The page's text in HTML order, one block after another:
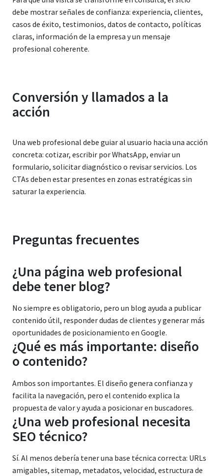
debe mostrar señales de confianza: experiencia, clientes,
casos de éxito, testimonios, datos de contacto, políticas
claras, información de la empresa y un mensaje
profesional coherente.
Conversión y llamados a la
acción
Una web profesional debe guiar al usuario hacia una acción
concreta: cotizar, escribir por WhatsApp, enviar un
formulario, solicitar diagnóstico o revisar servicios. Los
CTAs deben estar presentes en zonas estratégicas sin
saturar la experiencia.
Preguntas frecuentes
¿Una página web profesional
debe tener blog?
No siempre es obligatorio, pero un blog ayuda a publicar
contenido útil, responder dudas de clientes y generar más
oportunidades de posicionamiento en Google.
¿Qué es más importante: diseño
o contenido?
Ambos son importantes. El diseño genera confianza y
facilita la navegación, pero el contenido explica la
propuesta de valor y ayuda a posicionar en buscadores.
¿Una web profesional necesita
SEO técnico?
Sí. Al menos debería tener una base técnica correcta: URLs
amigables, sitemap, metadatos, velocidad, estructura de